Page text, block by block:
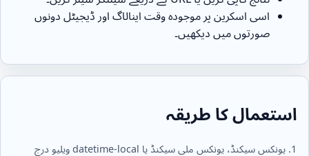
اسی اسکرین پر موجودہ وقت اینالاگ اور ڈیجیٹل دونوں
صورتوں میں دیکھیں۔
استعمال کا طریقہ
یونکس سیکنڈ، یونکس ملی سیکنڈ یا datetime-local ویلیو درج